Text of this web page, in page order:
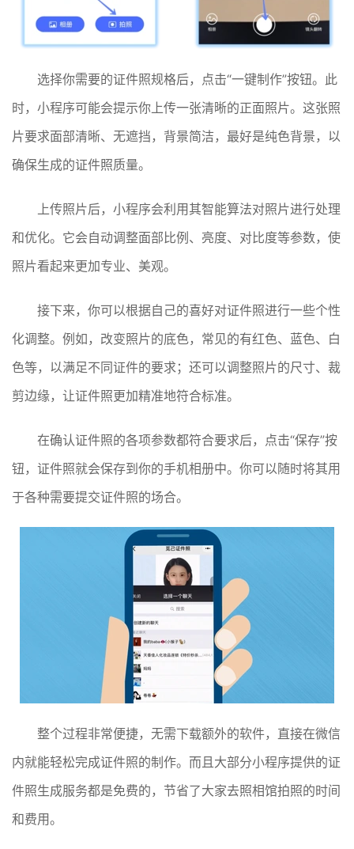
选择你需要的证件照规格后，点击“一键制作”按钮。此
时，小程序可能会提示你上传一张清晰的正面照片。这张照
片要求面部清晰、无遮挡，背景简洁，最好是纯色背景，以
确保生成的证件照质量。
上传照片后，小程序会利用其智能算法对照片进行处理
和优化。它会自动调整面部比例、亮度、对比度等参数，使
照片看起来更加专业、美观。
接下来，你可以根据自己的喜好对证件照进行一些个性
化调整。例如，改变照片的底色，常见的有红色、蓝色、白
色等，以满足不同证件的要求；还可以调整照片的尺寸、裁
剪边缘，让证件照更加精准地符合标准。
在确认证件照的各项参数都符合要求后，点击“保存”按
钮，证件照就会保存到你的手机相册中。你可以随时将其用
于各种需要提交证件照的场合。
整个过程非常便捷，无需下载额外的软件，直接在微信
内就能轻松完成证件照的制作。而且大部分小程序提供的证
件照生成服务都是免费的，节省了大家去照相馆拍照的时间
和费用。